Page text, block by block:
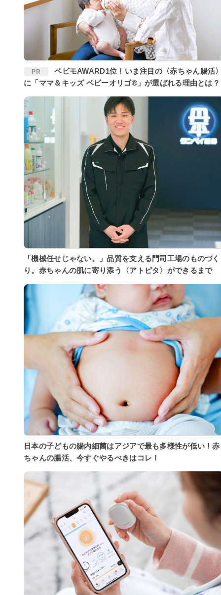
PR
ベビモAWARD1位！いま注目の〈赤ちゃん腸活〉
に「ママ＆キッズ ベビーオリゴ®」が選ばれる理由とは？
「機械任せじゃない。」品質を支える門司工場のものづく
り。赤ちゃんの肌に寄り添う〈アトピタ〉ができるまで
日本の子どもの腸内細菌はアジアで最も多様性が低い！赤
ちゃんの腸活、今すぐやるべきはコレ！